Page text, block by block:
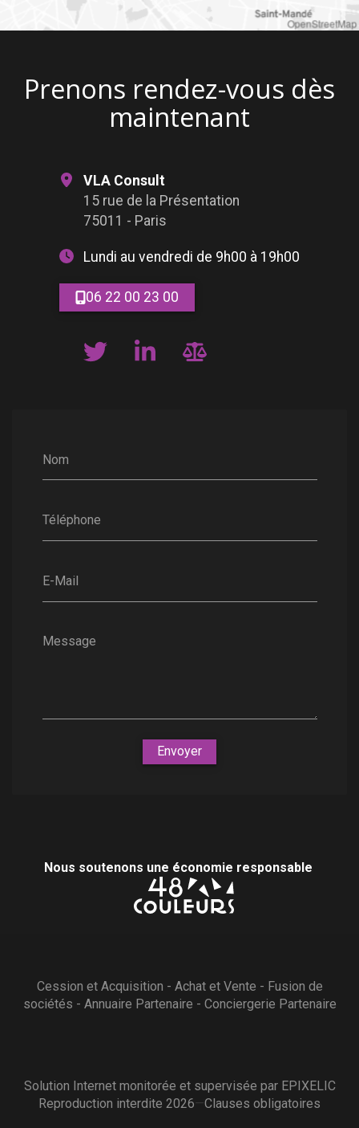
OpenStreetMap
Prenons rendez-vous dès
maintenant
Nom
Téléphone
E-Mail
Message
Envoyer
VLA Consult
15 rue de la Présentation
75011 - Paris
Lundi au vendredi de 9h00 à 19h00
06 22 00 23 00
Nous soutenons une économie responsable
Cession et Acquisition - Achat et Vente - Fusion de
sociétés - Annuaire Partenaire - Conciergerie Partenaire
Solution Internet monitorée et supervisée par EPIXELIC
—
Reproduction interdite 2026—Clauses obligatoires